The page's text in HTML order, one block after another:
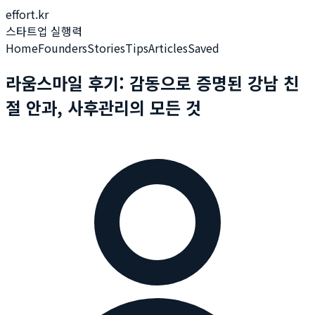
effort.kr
스타트업 실행력
HomeFoundersStoriesTipsArticlesSaved
라움스마일 후기: 감동으로 증명된 강남 친
절 안과, 사후관리의 모든 것